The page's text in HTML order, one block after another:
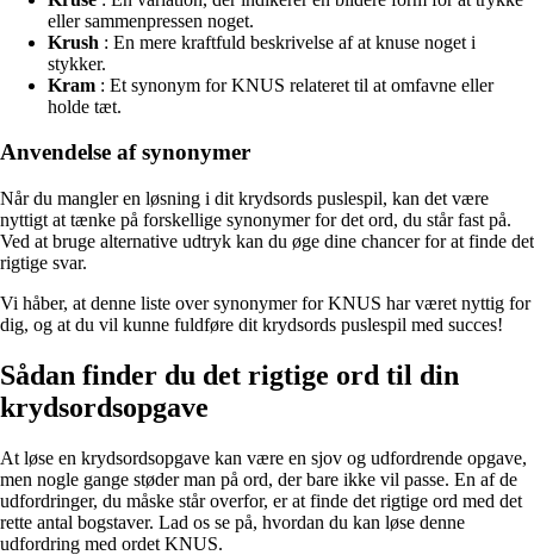
eller sammenpressen noget.
Krush : En mere kraftfuld beskrivelse af at knuse noget i
stykker.
Kram : Et synonym for KNUS relateret til at omfavne eller
holde tæt.
Anvendelse af synonymer
Når du mangler en løsning i dit krydsords puslespil, kan det være
nyttigt at tænke på forskellige synonymer for det ord, du står fast på.
Ved at bruge alternative udtryk kan du øge dine chancer for at finde det
rigtige svar.
Vi håber, at denne liste over synonymer for KNUS har været nyttig for
dig, og at du vil kunne fuldføre dit krydsords puslespil med succes!
Sådan finder du det rigtige ord til din
krydsordsopgave
At løse en krydsordsopgave kan være en sjov og udfordrende opgave,
men nogle gange støder man på ord, der bare ikke vil passe. En af de
udfordringer, du måske står overfor, er at finde det rigtige ord med det
rette antal bogstaver. Lad os se på, hvordan du kan løse denne
udfordring med ordet KNUS.